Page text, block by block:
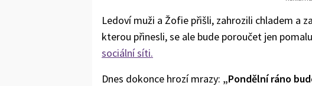
Ledoví muži a Žofie přišli, zahrozili chladem a
kterou přinesli, se ale bude poroučet jen
sociální síti.
Dnes dokonce hrozí mrazy: „Pondělní ráno